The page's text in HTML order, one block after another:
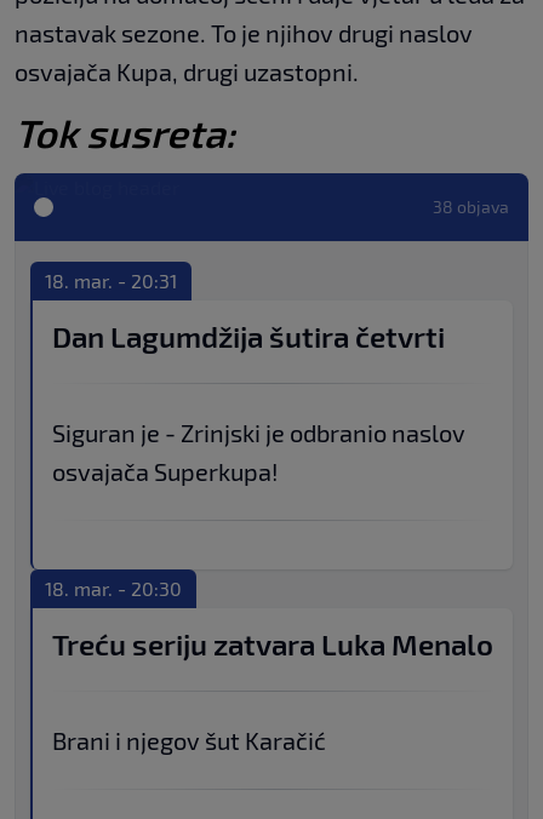
nastavak sezone. To je njihov drugi naslov
osvajača Kupa, drugi uzastopni.
Tok susreta:
38 objava
18. mar. - 20:31
Dan Lagumdžija šutira četvrti
Siguran je - Zrinjski je odbranio naslov
osvajača Superkupa!
18. mar. - 20:30
Treću seriju zatvara Luka Menalo
Brani i njegov šut Karačić